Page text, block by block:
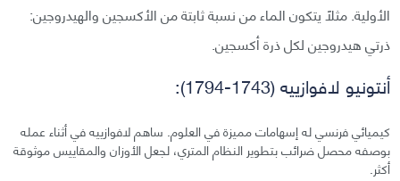
الأولية. مثلًا يتكون الماء من نسبة ثابتة من الأكسجين والهيدروجين:
ذرتي هيدروجين لكل ذرة أكسجين.
أنتونيو لافوازييه (1743-1794):
كيميائي فرنسي له إسهامات مميزة في العلوم. ساهم لافوازييه في أثناء عمله
بوصفه محصل ضرائب بتطوير النظام المتري، لجعل الأوزان والمقاييس موثوقة
أكثر.